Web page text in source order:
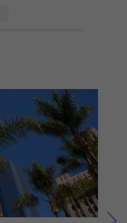
Royal Princess